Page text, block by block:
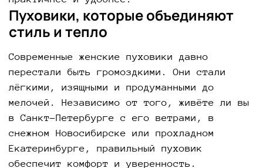
Пуховики, которые объединяют
стиль и тепло
Современные женские пуховики давно
перестали быть громоздкими. Они стали
лёгкими, изящными и продуманными до
мелочей. Независимо от того, живёте ли вы
в Санкт-Петербурге с его ветрами, в
снежном Новосибирске или прохладном
Екатеринбурге, правильный пуховик
обеспечит комфорт и уверенность.